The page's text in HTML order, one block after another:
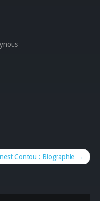
Contou : Biographie →